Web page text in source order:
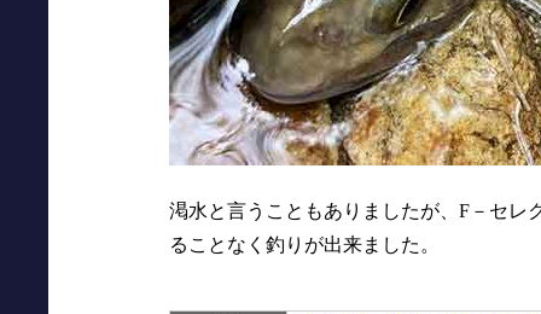
渇水と言うこともありましたが、F－セレ
ることなく釣りが出来ました。